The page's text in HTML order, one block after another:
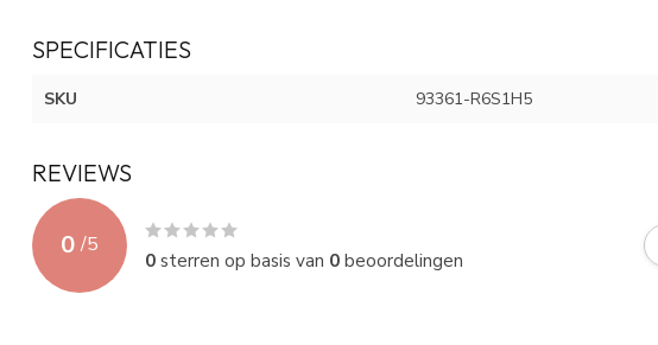
SPECIFICATIES
SKU 93361-R6S1H5
REVIEWS
0 /5
0sterren op basis van 0beoordelingen